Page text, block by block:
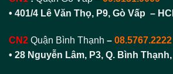
• 401/4 Lê Văn Thọ, P9, Gò Vấp –
CN2 Quận Bình Thạnh – 08.5767.2222
• 28 Nguyễn Lâm, P3, Q. Bình Thạnh,